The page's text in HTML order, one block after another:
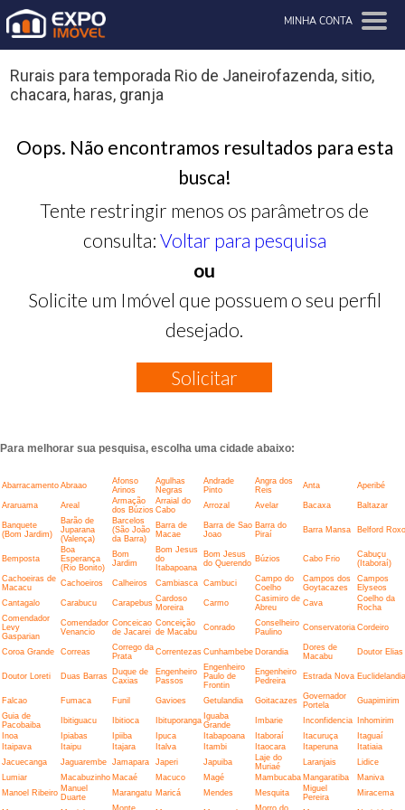
MINHA CONTA
Rurais para temporada Rio de Janeirofazenda, sitio,
chacara, haras, granja
Oops. Não encontramos resultados para esta
busca!
Tente restringir menos os parâmetros de
consulta: Voltar para pesquisa
ou
Solicite um Imóvel que possuem o seu perfil
desejado.
Solicitar
Para melhorar sua pesquisa, escolha uma cidade abaixo:
Abarracamento Abraao
Afonso
Arinos
Agulhas
Negras
Andrade
Pinto
Angra dos
Reis
Anta Aperibé
Araruama Areal
Armação
dos Búzios
Arraial do
Cabo
Arrozal Avelar Bacaxa Baltazar
Banquete
(Bom Jardim)
Barão de
Juparana
(Valença)
Barcelos
(São João
da Barra)
Barra de
Macae
Barra de Sao
Joao
Barra do
Piraí
Barra Mansa Belford Roxo
Bemposta
Boa
Esperança
(Rio Bonito)
Bom
Jardim
Bom Jesus
do
Itabapoana
Bom Jesus
do Querendo Búzios Cabo Frio
Cabuçu
(Itaboraí)
Cachoeiras de
Macacu
Cachoeiros Calheiros Cambiasca Cambuci
Campo do
Coelho
Campos dos
Goytacazes
Campos
Elyseos
Cantagalo
Carabucu Carapebus Cardoso
Moreira
Carmo
Casimiro de
Abreu
Cava
Coelho da
Rocha
Comendador
Levy
Gasparian
Comendador
Venancio
Conceicao
de Jacarei
Conceição
de Macabu
Conrado
Conselheiro
Paulino
Conservatoria Cordeiro
Coroa Grande Correas
Corrego da
Prata
Correntezas Cunhambebe Dorandia
Dores de
Macabu
Doutor Elias
Doutor Loreti Duas Barras Duque de
Caxias
Engenheiro
Passos
Engenheiro
Paulo de
Frontin
Engenheiro
Pedreira
Estrada Nova Euclidelandia
Falcao Fumaca Funil Gavioes Getulandia Goitacazes Governador
Portela
Guapimirim
Guia de
Pacobaiba
Ibitiguacu Ibitioca Ibituporanga Iguaba
Grande
Imbarie Inconfidencia
Inhomirim
Inoa
Ipiabas Ipiiba Ipuca Itabapoana Itaboraí Itacuruça
Itaguaí
Itaipava
Itaipu Itajara Italva Itambi Itaocara Itaperuna
Itatiaia
Jacuecanga
Jaguarembe Jamapara Japeri Japuiba
Laje do
Muriaé
Laranjais
Lidice
Lumiar
Macabuzinho Macaé Macuco Magé Mambucaba Mangaratiba
Maniva
Manoel Ribeiro Manuel
Duarte
Marangatu Maricá Mendes Mesquita
Miguel
Pereira
Miracema
Monte Morro do